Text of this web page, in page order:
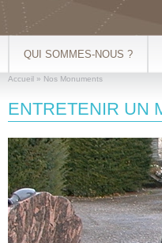
QUI SOMMES-NOUS ?
Accueil » Nos Monuments
ENTRETENIR UN